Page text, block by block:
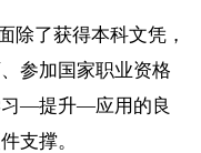
除了获得本科文凭，
参加国家职业资格
习—提升—应用的良
支撑。